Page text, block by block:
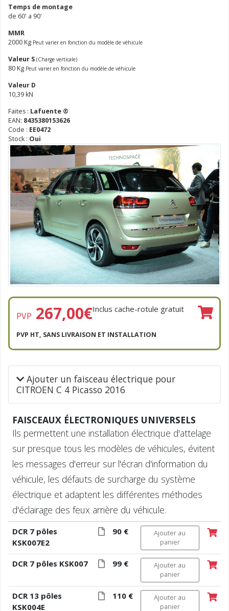
Temps de montage
de 60' a 90'
MMR
2000 Kg Peut varier en fonction du modèle de véhicule
Valeur S (Charge verticale)
80 Kg Peut varier en fonction du modèle de véhicule
Valeur D
10,39 kN
Faites : Lafuente ®
EAN: 8435380153626
Code : EE0472
Stock : Oui
PVP 267,00€Inclus cache-rotule gratuit
PVP HT, SANS LIVRAISON ET INSTALLATION
Ajouter un faisceau électrique pour
CITROEN C 4 Picasso 2016
FAISCEAUX ÉLECTRONIQUES UNIVERSELS
Ils permettent une installation électrique d'attelage
sur presque tous les modèles de véhicules, évitent
les messages d'erreur sur l'écran d'information du
véhicule, les défauts de surcharge du système
électrique et adaptent les différentes méthodes
d'éclairage des feux arrière du véhicule.
DCR 7 pôles
KSK007E2
90 €
Ajouter au
panier
DCR 7 pôles KSK007 99 €
Ajouter au
panier
DCR 13 pôles
KSK004E
110 €
Ajouter au
panier